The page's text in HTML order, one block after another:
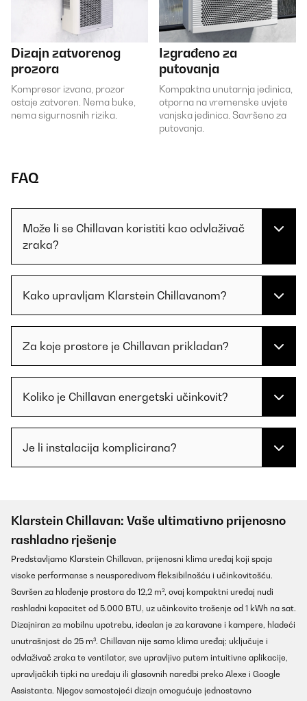
Dizajn zatvorenog
prozora
Kompresor izvana, prozor
ostaje zatvoren. Nema buke,
nema sigurnosnih rizika.
Izgrađeno za
putovanja
Kompaktna unutarnja jedinica,
otpornа na vremenske uvjete
vanjska jedinica. Savršeno za
putovanja.
FAQ
Može li se Chillavan koristiti kao odvlaživač
zraka?
Kako upravljam Klarstein Chillavanom?
Za koje prostore je Chillavan prikladan?
Koliko je Chillavan energetski učinkovit?
Je li instalacija komplicirana?
Klarstein Chillavan: Vaše ultimativno prijenosno
rashladno rješenje
Predstavljamo Klarstein Chillavan, prijenosni klima uređaj koji spaja
visoke performanse s neusporedivom fleksibilnošću i učinkovitošću.
Savršen za hlađenje prostora do 12,2 m², ovaj kompaktni uređaj nudi
rashladni kapacitet od 5.000 BTU, uz učinkovito trošenje od 1 kWh na sat.
Dizajniran za mobilnu upotrebu, idealan je za karavane i kampere, hladeći
unutrašnjost do 25 m³. Chillavan nije samo klima uređaj; uključuje i
odvlaživač zraka te ventilator, sve upravljivo putem intuitivne aplikacije,
upravljačkih tipki na uređaju ili glasovnih naredbi preko Alexe i Google
Assistanta. Njegov samostojeći dizajn omogućuje jednostavno